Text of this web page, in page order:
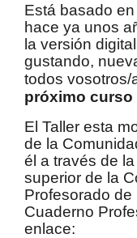
Está basado
hace ya unos
la versión
gustando,
todos vosotros/
próximo curso
El Taller esta
de la
él a través de
superior de la
Profesorado de
Cuaderno
enlace: